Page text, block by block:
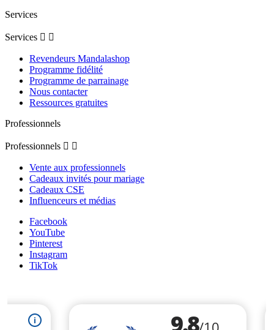
Services
Services  
Revendeurs Mandalashop
Programme fidélité
Programme de parrainage
Nous contacter
Ressources gratuites
Professionnels
Professionnels  
Vente aux professionnels
Cadeaux invités pour mariage
Cadeaux CSE
Influenceurs et médias
Facebook
YouTube
Pinterest
Instagram
TikTok